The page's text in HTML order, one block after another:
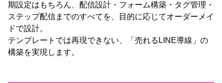
期設定はもちろん、配信設計・フォーム構築・タグ管理・
ステップ配信までのすべてを、目的に応じてオーダーメイ
ドで設計。
テンプレートでは再現できない、「売れるLINE導線」の
構築を実現します。